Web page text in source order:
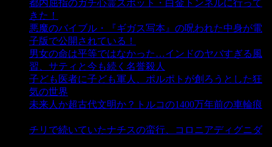
都内屈指のガチ心霊スポット・白金トンネルに行って
きた！
悪魔のバイブル・『ギガス写本』の呪われた中身が電
子版で公開されている！
男女の命は平等ではなかった…インドのヤバすぎる風
習、サティと今も続く名誉殺人
子ども医者に子ども軍人、ポルポトが創ろうとした狂
気の世界
未来人か超古代文明か？トルコの1400万年前の車輪痕
チリで続いていたナチスの蛮行、コロニアディグニダ